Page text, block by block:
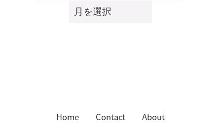
月
別
Home Contact About